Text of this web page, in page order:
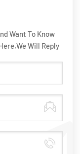
Want To Know
Will Reply